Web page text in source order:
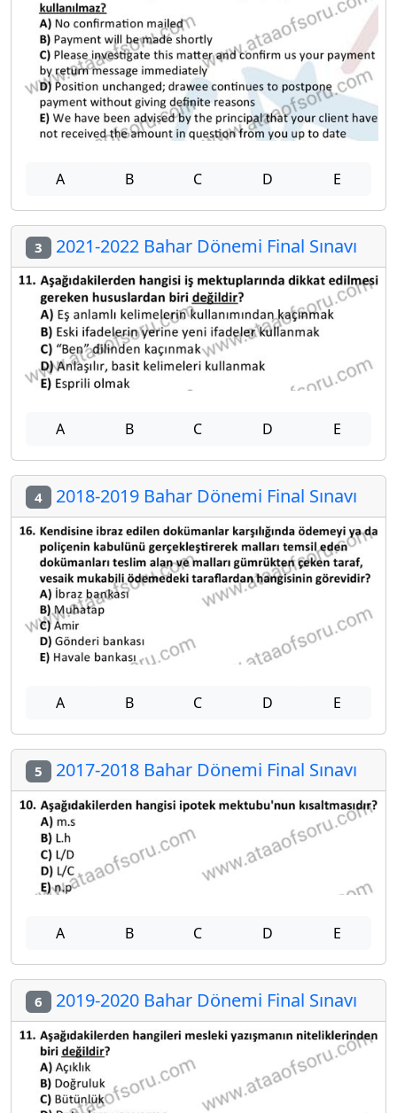
A B C D E
3 2021-2022 Bahar Dönemi Final Sınavı
A B C D E
4 2018-2019 Bahar Dönemi Final Sınavı
A B C D E
5 2017-2018 Bahar Dönemi Final Sınavı
A B C D E
6 2019-2020 Bahar Dönemi Final Sınavı